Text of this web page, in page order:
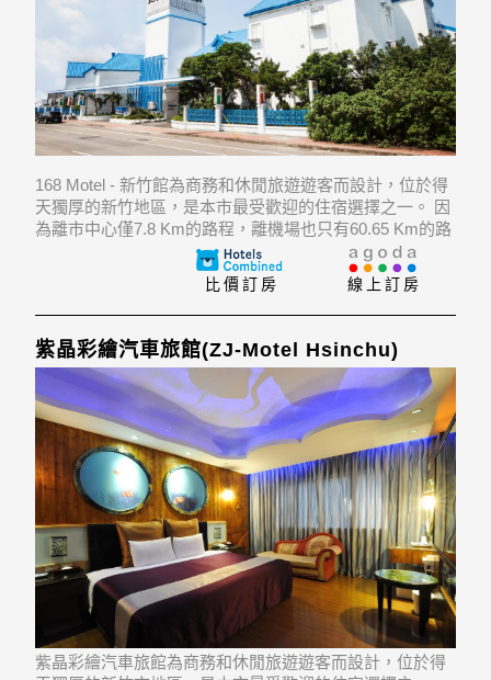
168 Motel - 新竹館為商務和休閒旅遊遊客而設計，位於得
天獨厚的新竹地區，是本市最受歡迎的住宿選擇之一。 因
為離市中心僅7.8 Km的路程，離機場也只有60.65 Km的路
程，這間3.5星級飯店每年都會接待大量的旅客。 飯店的
客人能在遊覽Nanliao Port, Fumeigong Nig
線上訂房
比價訂房
紫晶彩繪汽車旅館(ZJ-Motel Hsinchu)
紫晶彩繪汽車旅館為商務和休閒旅遊遊客而設計，位於得